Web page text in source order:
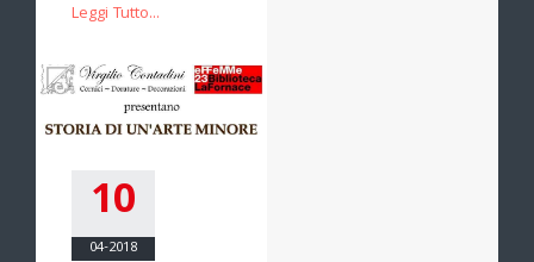
Leggi Tutto...
10
04-2018